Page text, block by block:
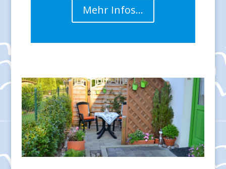
Mehr Infos…